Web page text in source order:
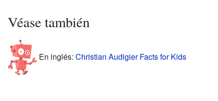
Véase también
En inglés: Christian Audigier Facts for Kids